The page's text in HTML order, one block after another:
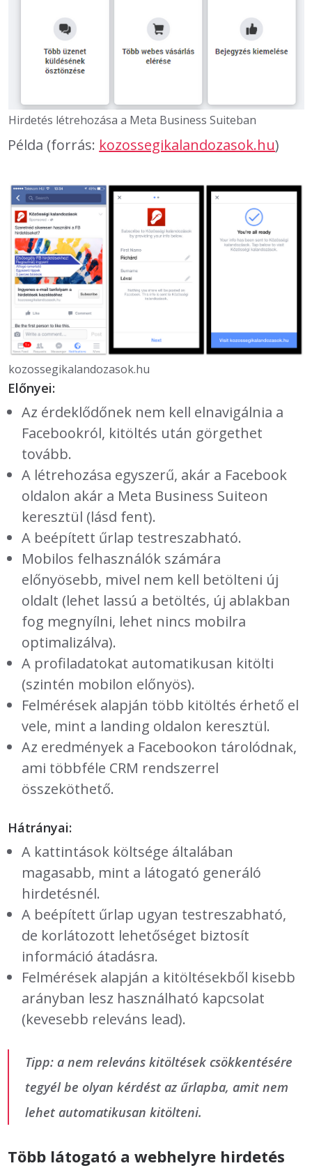
Hirdetés létrehozása a Meta Business Suiteban
Példa (forrás: kozossegikalandozasok.hu)
kozossegikalandozasok.hu
Előnyei:
Az érdeklődőnek nem kell elnavigálnia a
Facebookról, kitöltés után görgethet
tovább.
A létrehozása egyszerű, akár a Facebook
oldalon akár a Meta Business Suiteon
keresztül (lásd fent).
A beépített űrlap testreszabható.
Mobilos felhasználók számára
előnyösebb, mivel nem kell betölteni új
oldalt (lehet lassú a betöltés, új ablakban
fog megnyílni, lehet nincs mobilra
optimalizálva).
A profiladatokat automatikusan kitölti
(szintén mobilon előnyös).
Felmérések alapján több kitöltés érhető el
vele, mint a landing oldalon keresztül.
Az eredmények a Facebookon tárolódnak,
ami többféle CRM rendszerrel
összeköthető.
Hátrányai:
A kattintások költsége általában
magasabb, mint a látogató generáló
hirdetésnél.
A beépített űrlap ugyan testreszabható,
de korlátozott lehetőséget biztosít
információ átadásra.
Felmérések alapján a kitöltésekből kisebb
arányban lesz használható kapcsolat
(kevesebb releváns lead).
Tipp: a nem releváns kitöltések csökkentésére
tegyél be olyan kérdést az űrlapba, amit nem
lehet automatikusan kitölteni.
Több látogató a webhelyre hirdetés